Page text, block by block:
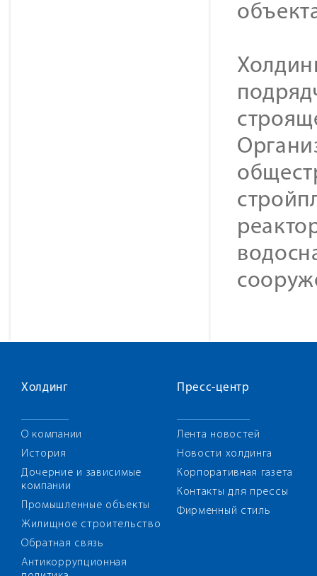
Холдинг
О компании
История
Дочерние и зависимые
компании
Промышленные объекты
Жилищное строительство
Обратная связь
Антикоррупционная
Пресс-центр
Лента новостей
Новости холдинга
Корпоративная газета
Контакты для прессы
Фирменный стиль